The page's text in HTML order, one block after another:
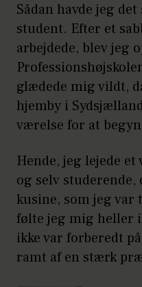
Sådan havde jeg
student. Efter et
arbejdede, blev jeg
glædede mig vildt,
hjemby i
værelse for at
Hende, jeg lejede
og selv studerende,
kusine, som jeg
følte jeg mig heller
ikke var forberedt
ramt af en stærk